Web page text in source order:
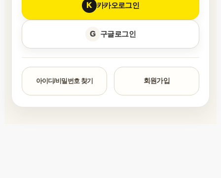
카카오로그인
구글로그인
아이디/비밀번호 찾기 회원가입